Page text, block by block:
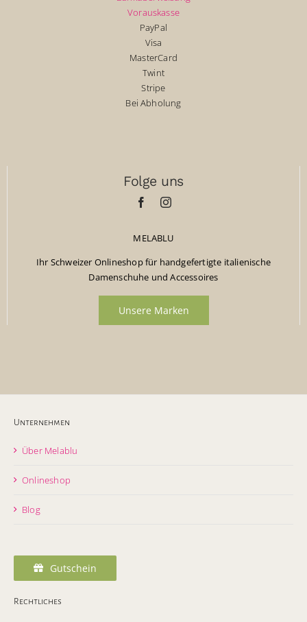
Vorauskasse
PayPal
Visa
MasterCard
Twint
Stripe
Bei Abholung
Folge uns
MELABLU
Ihr Schweizer Onlineshop für handgefertigte italienische
Damenschuhe und Accessoires
Unsere Marken
Unternehmen
Über Melablu
Onlineshop
Blog
Gutschein
Rechtliches